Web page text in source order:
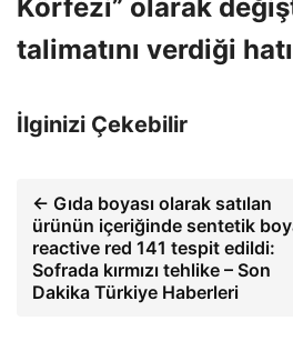
Körfezi” olarak
talimatını verdiği
İlginizi Çekebilir
← Gıda boyası olarak satılan
ürünün içeriğinde sentetik
reactive red 141 tespit edildi:
Sofrada kırmızı tehlike – Son
Dakika Türkiye Haberleri